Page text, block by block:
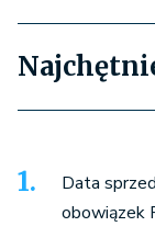
Data
obowiązek